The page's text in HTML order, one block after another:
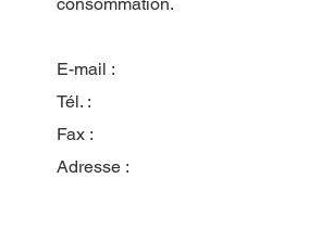
consommation.
E-mail :
Tél. :
Fax :
Adresse :